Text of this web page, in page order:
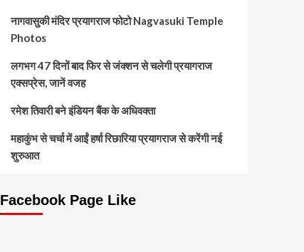
नागवासुकी मंदिर प्रयागराज फोटो Nagvasuki Temple
Photos
लगभग 47 दिनों बाद फिर से जंक्शन से चलेगी प्रयागराज
एक्सप्रेस, जानें वजह
रमेश तिवारी बने इंडियन बैंक के अधिवक्ता
महाकुंभ से चर्चा में आईं हर्षा रिछारिया प्रयागराज से करेंगी नई
शुरुआत
Facebook Page Like